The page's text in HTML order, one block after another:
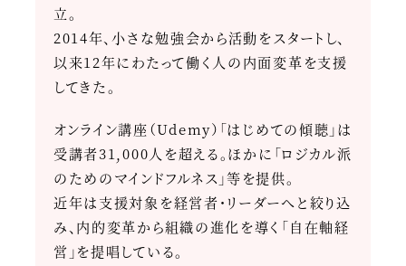
立。
2014年、小さな勉強会から活動をスタートし、
以来12年にわたって働く人の内面変革を支援
してきた。
オンライン講座（Udemy）「はじめての傾聴」は
受講者31,000人を超える。ほかに「ロジカル派
のためのマインドフルネス」等を提供。
近年は支援対象を経営者・リーダーへと絞り込
み、内的変革から組織の進化を導く「自在軸経
営」を提唱している。